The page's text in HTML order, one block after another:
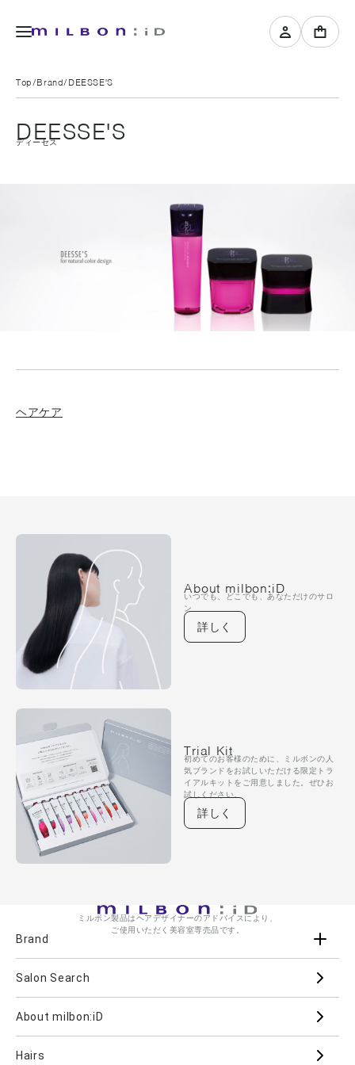
Top Brand DEESSE'S
DEESSE'S
ディーセス
ヘアケア
About milbon:iD
いつでも、どこでも、あなただけのサロ
ン
詳しく
Trial Kit
初めてのお客様のために、ミルボンの人
気ブランドをお試しいただける限定トラ
イアルキットをご用意しました。ぜひお
試しください。
詳しく
ミルボン製品はヘアデザイナーのアドバイスにより、
ご使用いただく美容室専売品です。
Brand
Aujua milbon
PJOLI
Salon Search
About milbon:iD
Hairs